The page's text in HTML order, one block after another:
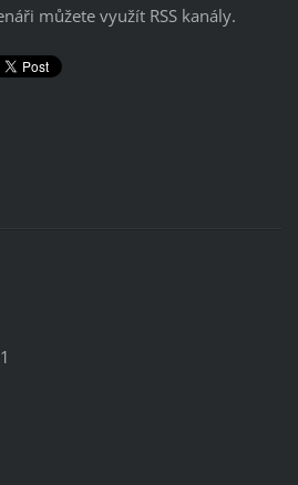
můžete využít RSS kanály.